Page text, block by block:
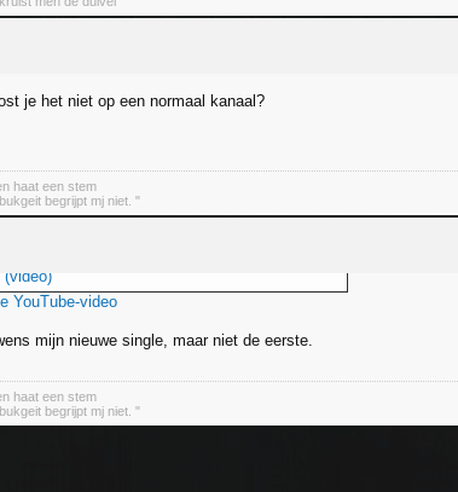
je het niet op een normaal kanaal?
haat een stem
begrijpt mj niet. "
(video)
YouTube-video
mijn nieuwe single, maar niet de eerste.
haat een stem
begrijpt mj niet. "